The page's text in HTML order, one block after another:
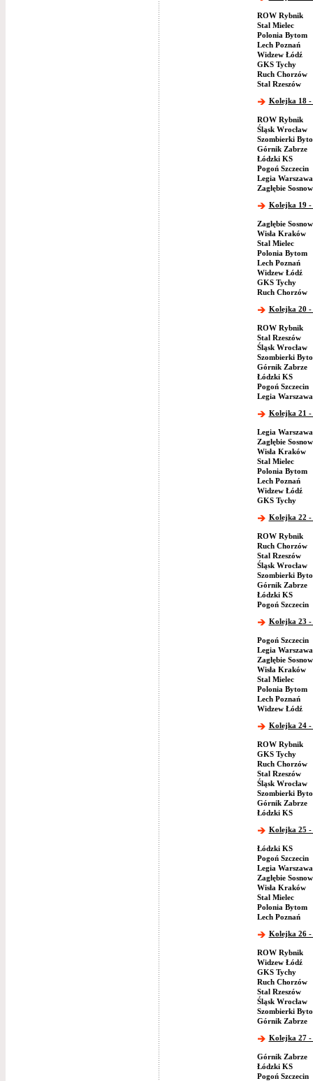
ROW Rybnik
Stal Mielec
Polonia Bytom
Lech Poznań
Widzew Łódź
GKS Tychy
Ruch Chorzów
Stal Rzeszów
Kolejka 18 -
ROW Rybnik
Śląsk Wrocław
Szombierki
Górnik Zabrze
Łódzki KS
Pogoń Szczecin
Legia Warszawa
Zagłębie
Kolejka 19 -
Zagłębie
Wisła Kraków
Stal Mielec
Polonia Bytom
Lech Poznań
Widzew Łódź
GKS Tychy
Ruch Chorzów
Kolejka 20 -
ROW Rybnik
Stal Rzeszów
Śląsk Wrocław
Szombierki
Górnik Zabrze
Łódzki KS
Pogoń Szczecin
Legia Warszawa
Kolejka 21 -
Legia Warszawa
Zagłębie
Wisła Kraków
Stal Mielec
Polonia Bytom
Lech Poznań
Widzew Łódź
GKS Tychy
Kolejka 22 -
ROW Rybnik
Ruch Chorzów
Stal Rzeszów
Śląsk Wrocław
Szombierki
Górnik Zabrze
Łódzki KS
Pogoń Szczecin
Kolejka 23 -
Pogoń Szczecin
Legia Warszawa
Zagłębie
Wisła Kraków
Stal Mielec
Polonia Bytom
Lech Poznań
Widzew Łódź
Kolejka 24 -
ROW Rybnik
GKS Tychy
Ruch Chorzów
Stal Rzeszów
Śląsk Wrocław
Szombierki
Górnik Zabrze
Łódzki KS
Kolejka 25 -
Łódzki KS
Pogoń Szczecin
Legia Warszawa
Zagłębie
Wisła Kraków
Stal Mielec
Polonia Bytom
Lech Poznań
Kolejka 26 -
ROW Rybnik
Widzew Łódź
GKS Tychy
Ruch Chorzów
Stal Rzeszów
Śląsk Wrocław
Szombierki
Górnik Zabrze
Kolejka 27 -
Górnik Zabrze
Łódzki KS
Pogoń Szczecin